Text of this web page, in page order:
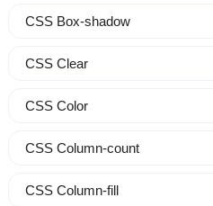
CSS Box-shadow
CSS Clear
CSS Color
CSS Column-count
CSS Column-fill